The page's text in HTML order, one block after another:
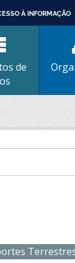
À INFORMAÇÃO
de